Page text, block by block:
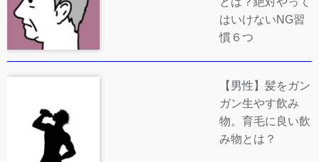
はいけないNG習
慣６つ
【男性】髪をガン
ガン生やす飲み
物。育毛に良い飲
み物とは？